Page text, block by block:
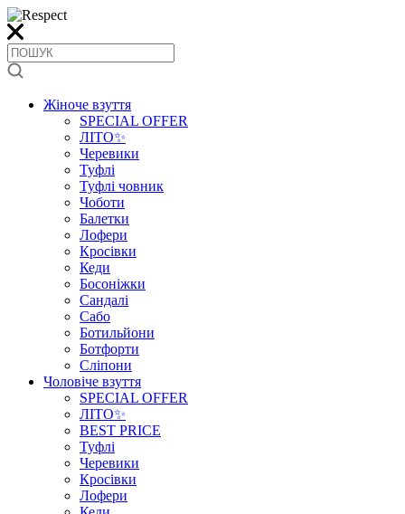
Жіноче взуття
SPECIAL OFFER
ЛІТО✨
Черевики
Туфлі
Туфлі човник
Чоботи
Балетки
Лофери
Кросівки
Кеди
Босоніжки
Сандалі
Сабо
Ботильйони
Ботфорти
Сліпони
Чоловіче взуття
SPECIAL OFFER
ЛІТО✨
BEST PRICE
Туфлі
Черевики
Кросівки
Лофери